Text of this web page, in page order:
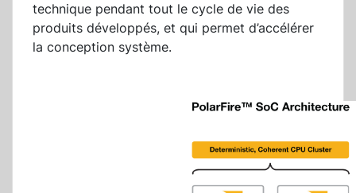
technique pendant tout le cycle de vie des
produits développés, et qui permet d’accélérer
la conception système.